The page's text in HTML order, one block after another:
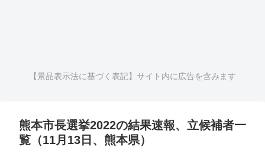
【景品表示法に基づく表記】サイト内に広告を含みます
熊本市長選挙2022の結果速報、立候補者一
覧（11月13日、熊本県）